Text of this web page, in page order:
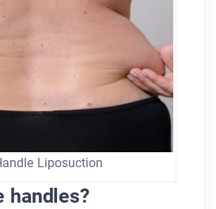
Liposuction
handles?